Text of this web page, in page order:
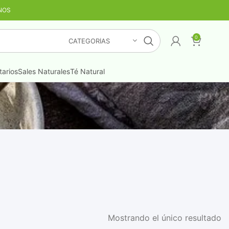
CATEGORÍAS 0
Sales NaturalesTé Natural
Mostrando el único resultado